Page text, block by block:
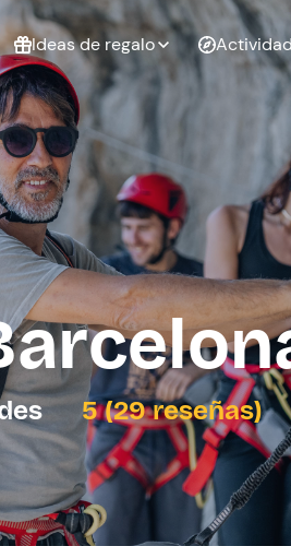
Ideas de regalo
Experiencias
para regalar
Experiencias
para regalar
en pareja
Regalo de
graduación
Despedida de
soltero
5 (29 reseñas)